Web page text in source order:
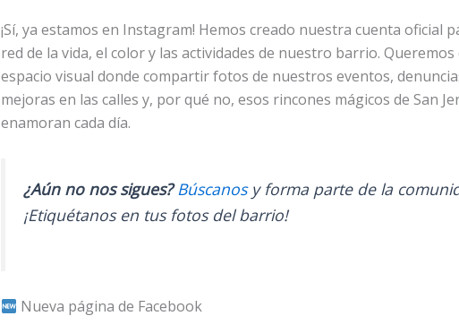
¡Sí, ya estamos en Instagram! Hemos creado nuestra cuenta oficial
red de la vida, el color y las actividades de nuestro barrio. Queremos
espacio visual donde compartir fotos de nuestros eventos,
mejoras en las calles y, por qué no, esos rincones mágicos de San
enamoran cada día.
¿Aún no nos sigues? Búscanosy forma parte de la
¡Etiquétanos en tus fotos del barrio!
Nueva página de Facebook